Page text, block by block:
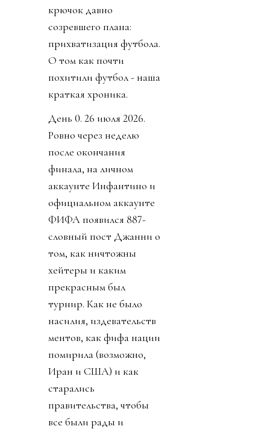
крючок давно
созревшего плана:
прихватизация футбола.
О том как почти
похитили футбол - наша
краткая хроника.
День 0. 26 июля 2026.
Ровно через неделю
после окончания
финала, на личном
аккаунте Инфантино и
официальном аккаунте
ФИФА появился 887-
словный пост Джанни о
том, как ничтожны
хейтеры и каким
прекрасным был
турнир. Как не было
насилия, издевательств
ментов, как фифа нации
помирила (возможно,
Иран и США) и как
старались
правительства, чтобы
все были рады и